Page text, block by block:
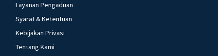
Layanan Pengaduan
Syarat & Ketentuan
Kebijakan Privasi
Tentang Kami